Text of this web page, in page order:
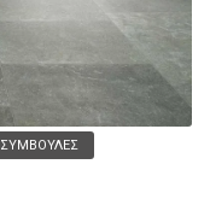
ΣΥΜΒΟΥΛΈΣ